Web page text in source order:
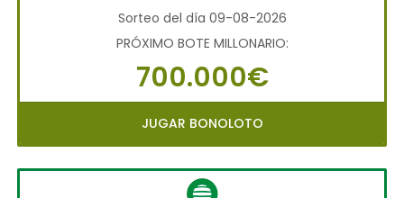
Sorteo del día 09-08-2026
PRÓXIMO BOTE MILLONARIO:
700.000€
JUGAR BONOLOTO